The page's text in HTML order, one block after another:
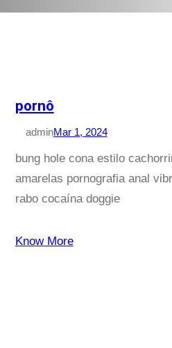
pornô
adminMar 1, 2024
bung hole cona estilo
amarelas pornografia anal
rabo cocaína doggie
Know More